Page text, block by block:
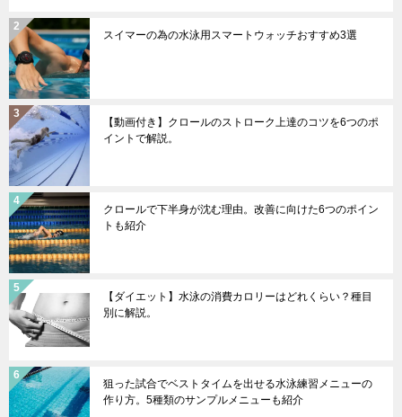
スイマーの為の水泳用スマートウォッチおすすめ3選
【動画付き】クロールのストローク上達のコツを6つのポ
イントで解説。
クロールで下半身が沈む理由。改善に向けた6つのポイン
トも紹介
【ダイエット】水泳の消費カロリーはどれくらい？種目
別に解説。
狙った試合でベストタイムを出せる水泳練習メニューの
作り方。5種類のサンプルメニューも紹介